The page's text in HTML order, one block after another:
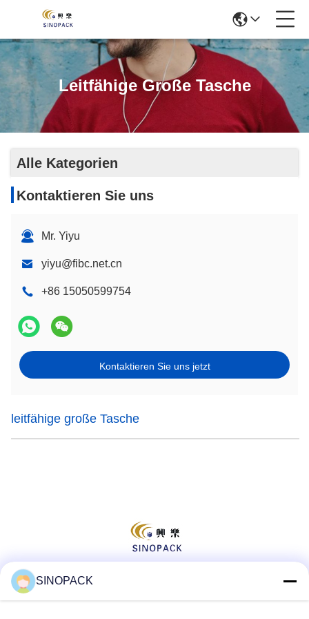
Leitfähige Große Tasche
Alle Kategorien
Kontaktieren Sie uns
Mr. Yiyu
yiyu@fibc.net.cn
+86 15050599754
Kontaktieren Sie uns jetzt
leitfähige große Tasche
SINOPACK